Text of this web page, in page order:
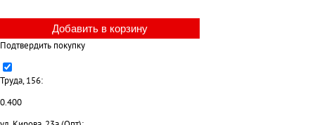
Подтвердить покупку
Труда, 156:
0.400